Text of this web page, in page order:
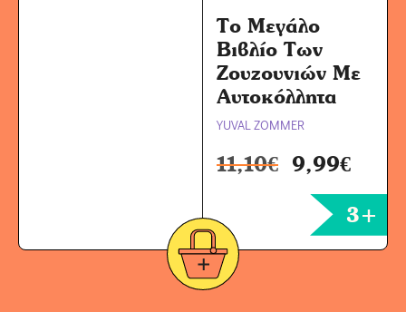
Το Μεγάλο
Βιβλίο Των
Ζουζουνιών Με
Αυτοκόλλητα
YUVAL ZOMMER
11,10€ 9,99€
3+